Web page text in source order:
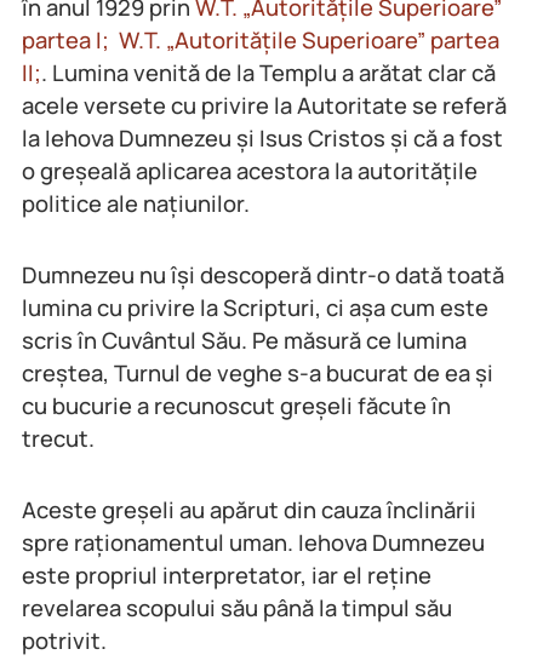
în anul 1929 prinW.T. „Autoritățile Superioare”
partea I; W.T. „Autoritățile Superioare” partea
II;. Lumina venită de la Templu a arătat clar că
acele versete cu privire la Autoritate se referă
la Iehova Dumnezeu și Isus Cristos și că a fost
o greșeală aplicarea acestora la autoritățile
politice ale națiunilor.
Dumnezeu nu își descoperă dintr-o dată toată
lumina cu privire la Scripturi, ci așa cum este
scris în Cuvântul Său. Pe măsură ce lumina
creștea, Turnul de veghe s-a bucurat de ea și
cu bucurie a recunoscut greșeli făcute în
trecut.
Aceste greșeli au apărut din cauza înclinării
spre raționamentul uman. Iehova Dumnezeu
este propriul interpretator, iar el reține
revelarea scopului său până la timpul său
potrivit.